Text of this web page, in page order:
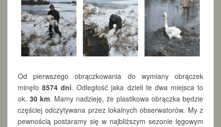
Od pierwszego obrączkowania do wymiany obrączek
minęło8574 dni. Odległość jaka dzieli te dwa miejsca to
ok. 30 km. Mamy nadzieję, że plastikowa obrączka będzie
częściej odczytywana przez lokalnych obserwatorów. My z
pewnością postaramy się w najbliższym sezonie lęgowym